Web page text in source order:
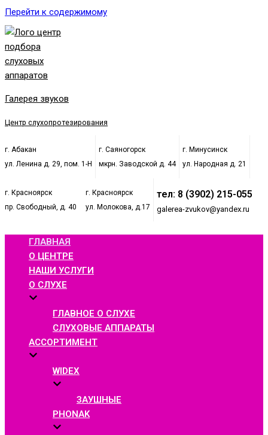
Перейти к содержимому
Галерея звуков
Центр слухопротезирования
г. Абакан
ул. Ленина д. 29, пом. 1-Н
г. Саяногорск
мкрн. Заводской д. 44
г. Минусинск
ул. Народная д. 21
г. Красноярск
пр. Свободный, д. 40
г. Красноярск
ул. Молокова, д.17
тел: 8 (3902) 215-055
galerea-zvukov@yandex.ru
ГЛАВНАЯ
О ЦЕНТРЕ
НАШИ УСЛУГИ
О СЛУХЕ
ГЛАВНОЕ О СЛУХЕ
СЛУХОВЫЕ АППАРАТЫ
АССОРТИМЕНТ
WIDEX
ЗАУШНЫЕ
PHONAK